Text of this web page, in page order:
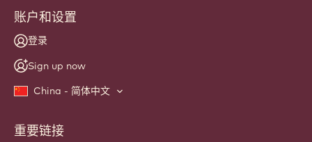
账户和设置
登录
Sign up now
China - 简体中文
Footer
重要链接